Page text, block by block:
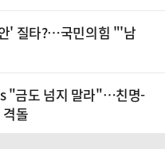
' 질타?…국민의힘 "'남
"금도 넘지 말라"…친명-
돌